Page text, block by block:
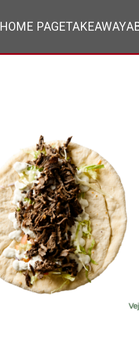
HOME PAGETAKEAWAY